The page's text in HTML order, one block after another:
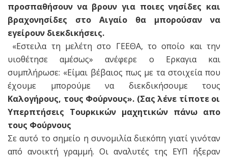
προσπαθήσουν να βρουν για ποιες νησίδες και
βραχονησίδες στο Αιγαίο θα μπορούσαν να
εγείρουν διεκδικήσεις.
«Εστειλα τη μελέτη στο ΓΕΕΘΑ, το οποίο και την
υιοθέτησε αμέσως» ανέφερε ο Ερκαγια και
συμπλήρωσε: «Είμαι βέβαιος πως με τα στοιχεία που
έχουμε μπορούμε να διεκδικήσουμε τους
Καλογήρους, τους Φούρνους». (Σας λένε τίποτε οι
Υπερπτήσεις Τουρκικών μαχητικών πάνω απο
τους Φούρνους
Σε αυτό το σημείο η συνομιλία διεκόπη γιατί γινόταν
από ανοικτή γραμμή. Οι αναλυτές της ΕΥΠ ήξεραν